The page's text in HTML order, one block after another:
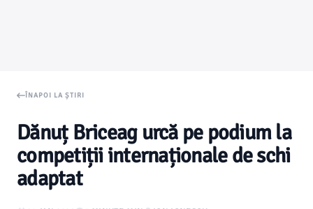
ÎNAPOI LA ȘTIRI
Dănuț Briceag urcă pe podium la
competiții internaționale de schi
adaptat